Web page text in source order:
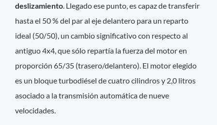
deslizamiento. Llegado ese punto, es capaz de transferir
hasta el 50 % del par al eje delantero para un reparto
ideal (50/50), un cambio significativo con respecto al
antiguo 4x4, que sólo repartía la fuerza del motor en
proporción 65/35 (trasero/delantero). El motor elegido
es un bloque turbodiésel de cuatro cilindros y 2,0 litros
asociado a la transmisión automática de nueve
velocidades.